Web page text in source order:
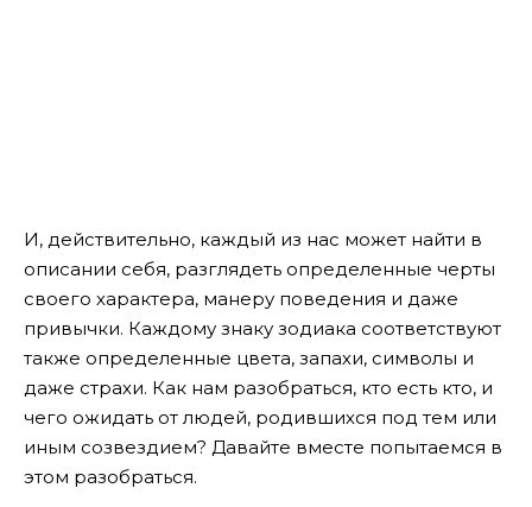
И, действительно, каждый из нас может найти в
описании себя, разглядеть определенные черты
своего характера, манеру поведения и даже
привычки. Каждому знаку зодиака соответствуют
также определенные цвета, запахи, символы и
даже страхи. Как нам разобраться, кто есть кто, и
чего ожидать от людей, родившихся под тем или
иным созвездием? Давайте вместе попытаемся в
этом разобраться.